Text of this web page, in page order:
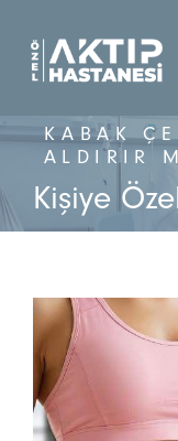
KABAK
ALDIRIR
Kişiye